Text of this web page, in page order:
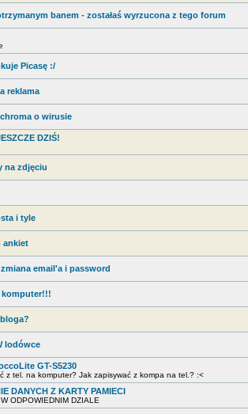
banem - zostałaś wyrzucona z tego forum
Picasę :/
reklama
o wirusie
DZIŚ!
na zdjęciu
i tyle
ankiet
email'a i password
komputer!!!
lodówce
GT-S5230
z tel. na komputer? Jak zapisywać z kompa na tel.? :<
DANYCH Z KARTY PAMIECI
ODPOWIEDNIM DZIALE